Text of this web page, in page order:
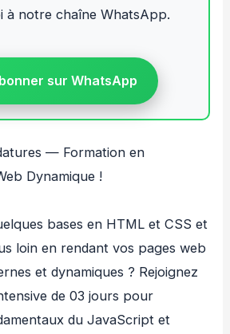
à notre chaîne WhatsApp.
sur WhatsApp
— Formation en
Dynamique !
bases en HTML et CSS et
loin en rendant vos pages web
et dynamiques ? Rejoignez
de 03 jours pour
du JavaScript et